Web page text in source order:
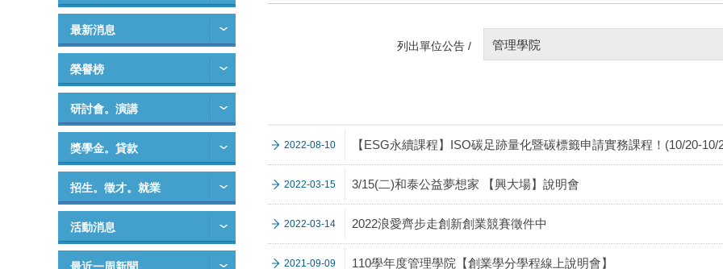
最新消息
榮譽榜
研討會。演講
獎學金。貸款
招生。徵才。就業
活動消息
列出單位公告 / 管理學院
2022-08-10 【ESG永續課程】ISO碳足跡量化暨碳標籤申請實務課程！(10/20-10/
2022-03-15 3/15(二)和泰公益夢想家 【興大場】說明會
2022-03-14 2022浪愛齊步走創新創業競賽徵件中
2021-09-09 110學年度管理學院【創業學分學程線上說明會】